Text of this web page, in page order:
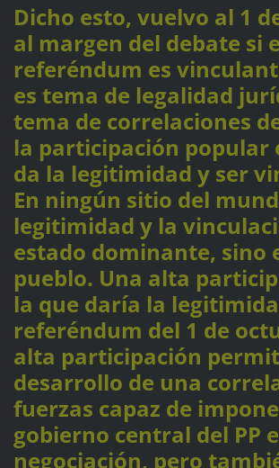
Dicho esto, vuelvo al 1
al margen del debate si
referéndum es
es tema de legalidad
tema de correlaciones
la participación popular
da la legitimidad y ser
En ningún sitio del
legitimidad y la
estado dominante, sino
pueblo. Una alta
la que daría la
referéndum del 1 de
alta participación
desarrollo de una
fuerzas capaz de
gobierno central del PP
negociación, pero